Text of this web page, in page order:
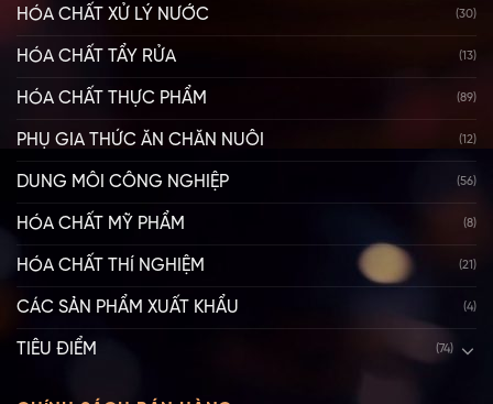
HÓA CHẤT XỬ LÝ NƯỚC (30)
HÓA CHẤT TẨY RỬA (13)
HÓA CHẤT THỰC PHẨM (89)
PHỤ GIA THỨC ĂN CHĂN NUÔI (12)
DUNG MÔI CÔNG NGHIỆP (56)
HÓA CHẤT MỸ PHẨM (8)
HÓA CHẤT THÍ NGHIỆM (21)
CÁC SẢN PHẨM XUẤT KHẨU (4)
TIÊU ĐIỂM (74)